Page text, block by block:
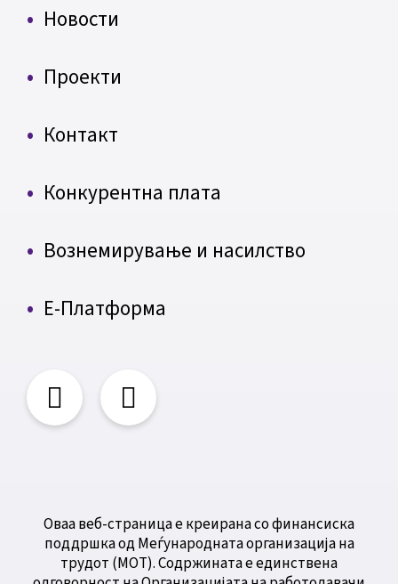
Новости
Проекти
Контакт
Конкурентна плата
Вознемирување и насилство
Е-Платформа
Оваа веб-страница е креирана со финансиска
поддршка од Меѓународната организација на
трудот (МОТ). Содржината е единствена